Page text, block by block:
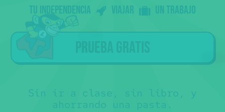
Tu independencia Viajar un trabajo
Sin ir a clase, sin libro, y
ahorrando una pasta.